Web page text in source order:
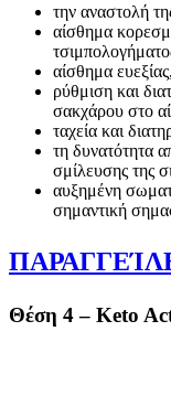
την αναστολή
αίσθημα
αίσθημα
ρύθμιση και
σακχάρου στο
ταχεία και
τη δυνατότητα
σμίλευσης της
αυξημένη
σημαντική
Θέση 4 – Keto